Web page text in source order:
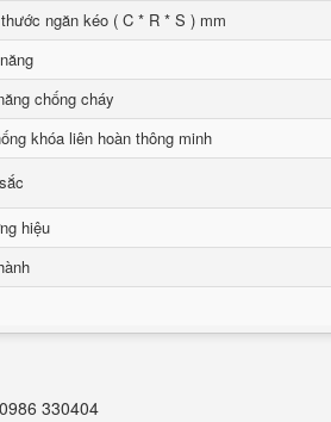
ngăn kéo ( C * R * S ) mm
chống cháy
khóa liên hoàn thông minh
hiệu
330404